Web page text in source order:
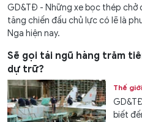
GD&TĐ - Những xe bọc thép chở
tăng chiến đấu chủ lực có lẽ là
Nga hiện nay.
Sẽ gọi tái ngũ hàng trăm
dự trữ?
Thế giới
biết